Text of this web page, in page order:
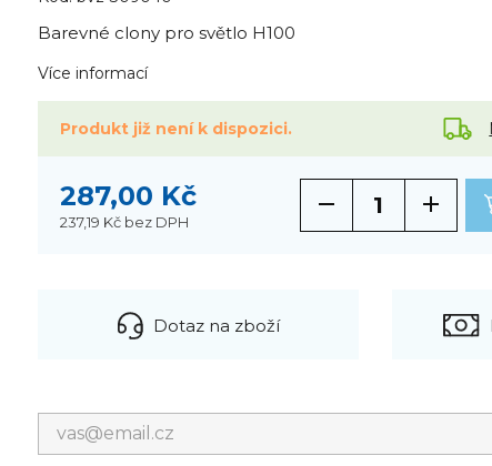
Barevné clony pro světlo H100
Více informací
Produkt již není k dispozici.
287,00 Kč
237,19 Kč bez DPH
Dotaz na zboží